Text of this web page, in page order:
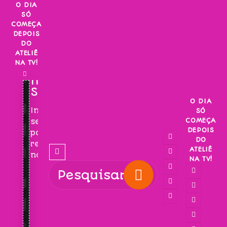
Skip
content
O DIA
SÓ
COMEÇA
DEPOIS
DO
ATELIÊ
NA TV!
INSCREVA-
SE!
Inscreva-
se
para
receber
novidades!
O DIA
SÓ
COMEÇA
DEPOIS
DO
ATELIÊ
NA TV!